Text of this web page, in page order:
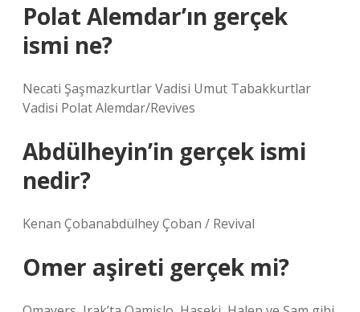
Polat Alemdar’ın gerçek
ismi ne?
Necati Şaşmazkurtlar Vadisi Umut Tabakkurtlar
Vadisi Polat Alemdar/Revives
Abdülheyin’in gerçek ismi
nedir?
Kenan Çobanabdülhey Çoban / Revival
Omer aşireti gerçek mi?